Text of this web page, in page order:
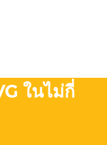
ในไม่กี่